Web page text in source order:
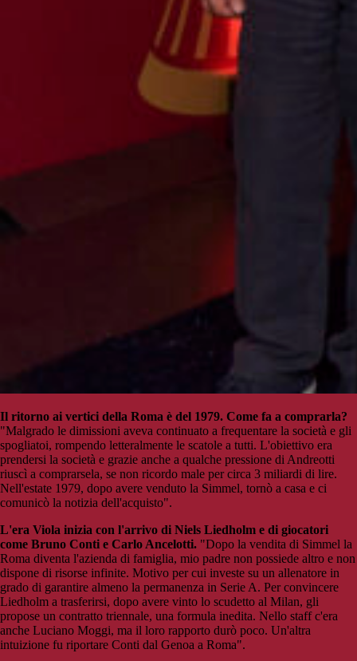
Il ritorno ai vertici della Roma è del 1979. Come fa a comprarla?
"Malgrado le dimissioni aveva continuato a frequentare la società e gli
spogliatoi, rompendo letteralmente le scatole a tutti. L'obiettivo era
prendersi la società e grazie anche a qualche pressione di Andreotti
riuscì a comprarsela, se non ricordo male per circa 3 miliardi di lire.
Nell'estate 1979, dopo avere venduto la Simmel, tornò a casa e ci
comunicò la notizia dell'acquisto".
L'era Viola inizia con l'arrivo di Niels Liedholm e di giocatori
come Bruno Conti e Carlo Ancelotti. "Dopo la vendita di Simmel la
Roma diventa l'azienda di famiglia, mio padre non possiede altro e non
dispone di risorse infinite. Motivo per cui investe su un allenatore in
grado di garantire almeno la permanenza in Serie A. Per convincere
Liedholm a trasferirsi, dopo avere vinto lo scudetto al Milan, gli
propose un contratto triennale, una formula inedita. Nello staff c'era
anche Luciano Moggi, ma il loro rapporto durò poco. Un'altra
intuizione fu riportare Conti dal Genoa a Roma".